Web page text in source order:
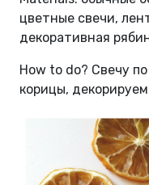
цветные свечи,
декоративная
How to do? Свечу
корицы,